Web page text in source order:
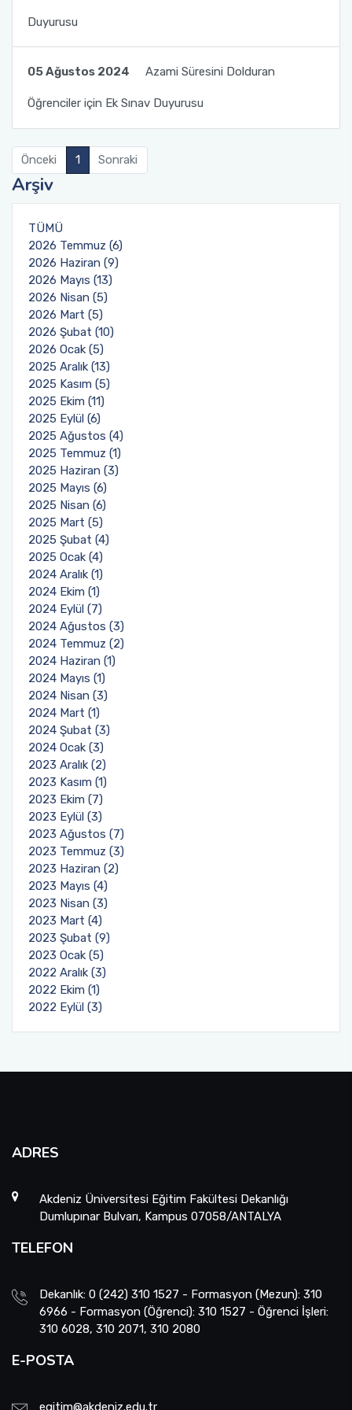
Duyurusu
05 Ağustos 2024 Azami Süresini Dolduran
Öğrenciler için Ek Sınav Duyurusu
Önceki 1 Sonraki
Arşiv
TÜMÜ
2026 Temmuz (6)
2026 Haziran (9)
2026 Mayıs (13)
2026 Nisan (5)
2026 Mart (5)
2026 Şubat (10)
2026 Ocak (5)
2025 Aralık (13)
2025 Kasım (5)
2025 Ekim (11)
2025 Eylül (6)
2025 Ağustos (4)
2025 Temmuz (1)
2025 Haziran (3)
2025 Mayıs (6)
2025 Nisan (6)
2025 Mart (5)
2025 Şubat (4)
2025 Ocak (4)
2024 Aralık (1)
2024 Ekim (1)
2024 Eylül (7)
2024 Ağustos (3)
2024 Temmuz (2)
2024 Haziran (1)
2024 Mayıs (1)
2024 Nisan (3)
2024 Mart (1)
2024 Şubat (3)
2024 Ocak (3)
2023 Aralık (2)
2023 Kasım (1)
2023 Ekim (7)
2023 Eylül (3)
2023 Ağustos (7)
2023 Temmuz (3)
2023 Haziran (2)
2023 Mayıs (4)
2023 Nisan (3)
2023 Mart (4)
2023 Şubat (9)
2023 Ocak (5)
2022 Aralık (3)
2022 Ekim (1)
2022 Eylül (3)
ADRES
Akdeniz Üniversitesi Eğitim Fakültesi Dekanlığı
Dumlupınar Bulvarı, Kampus 07058/ANTALYA
TELEFON
Dekanlık: 0 (242) 310 1527 - Formasyon (Mezun): 310
6966 - Formasyon (Öğrenci): 310 1527 - Öğrenci İşleri:
310 6028, 310 2071, 310 2080
E-POSTA
egitim@akdeniz.edu.tr
Organizasyon Şeması
Fotoğraf Galerisi
Eğitim Raporları
Öğrenci Bilgi Sistemi (OBS)
Değişim Programları
Barınma, Burs ve Çalışma Olanakları (SKS)
Mezun Bilgi Sistemi
Aday Öğrenci
Danışmanlıklar